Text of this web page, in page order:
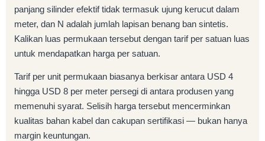
panjang silinder efektif tidak termasuk ujung kerucut dalam
meter, dan N adalah jumlah lapisan benang ban sintetis.
Kalikan luas permukaan tersebut dengan tarif per satuan luas
untuk mendapatkan harga per satuan.
Tarif per unit permukaan biasanya berkisar antara USD 4
hingga USD 8 per meter persegi di antara produsen yang
memenuhi syarat. Selisih harga tersebut mencerminkan
kualitas bahan kabel dan cakupan sertifikasi — bukan hanya
margin keuntungan.